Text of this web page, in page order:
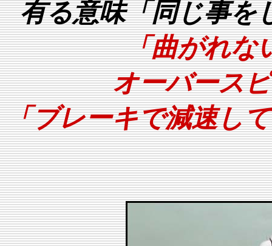
有る意味「同じ事を
「曲がれな
オーバース
「ブレーキで減速し